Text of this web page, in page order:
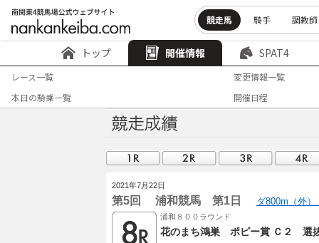
競走馬 騎手 調教師
トップ 開催情報 SPAT4
レース一覧
変更情報一覧
本日の騎乗一覧
開催日程
2021年7月22日
第5回 浦和競馬 第1日 ダ800m（外）
浦和８００ラウンド
花のまち鴻巣 ポピー賞 Ｃ２ 選